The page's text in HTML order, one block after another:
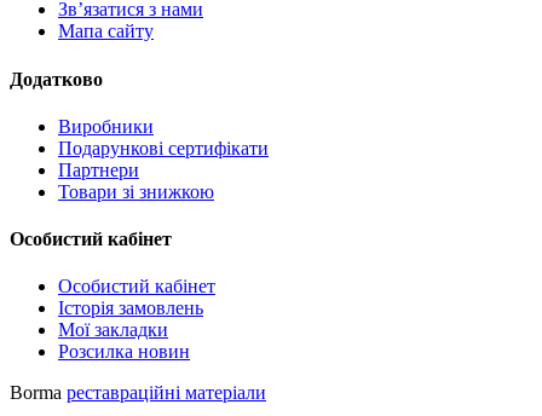
Зв’язатися з нами
Мапа сайту
Додатково
Виробники
Подарункові сертифікати
Партнери
Товари зі знижкою
Особистий кабінет
Особистий кабінет
Історія замовлень
Мої закладки
Розсилка новин
Borma реставраційні матеріали